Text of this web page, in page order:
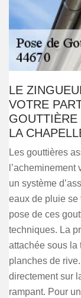
LE
VOTRE
LA
Les gouttières
un système
eaux de pluie se
pose de ces
techniques. La
attachée sous la
planches de
directement sur
rampant. Pour